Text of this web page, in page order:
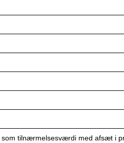
tilnærmelsesværdi med afsæt i